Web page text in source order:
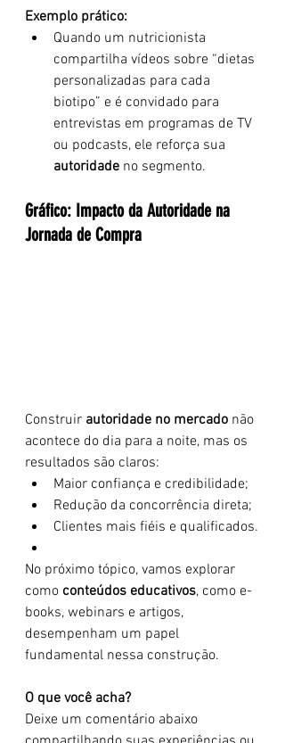
Exemplo prático:
Quando um nutricionista
compartilha vídeos sobre “dietas
personalizadas para cada
biotipo” e é convidado para
entrevistas em programas de TV
ou podcasts, ele reforça sua
autoridade no segmento.
Gráfico: Impacto da Autoridade na
Jornada de Compra
Construir autoridade no mercado não
acontece do dia para a noite, mas os
resultados são claros:
Maior confiança e credibilidade;
Redução da concorrência direta;
Clientes mais fiéis e qualificados.
No próximo tópico, vamos explorar
como conteúdos educativos, como e-
books, webinars e artigos,
desempenham um papel
fundamental nessa construção.
O que você acha?
Deixe um comentário abaixo